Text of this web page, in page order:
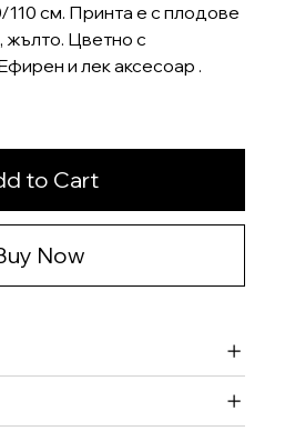
см. Принта е с плодове
жълто. Цветно с
и лек аксесоар .
to Cart
Now